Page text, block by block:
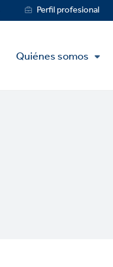
Perfil profesional
Quiénes somos